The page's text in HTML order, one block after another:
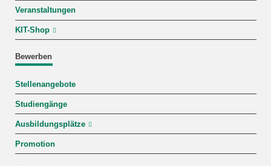
Veranstaltungen
KIT-Shop
Bewerben
Stellenangebote
Studiengänge
Ausbildungsplätze
Promotion